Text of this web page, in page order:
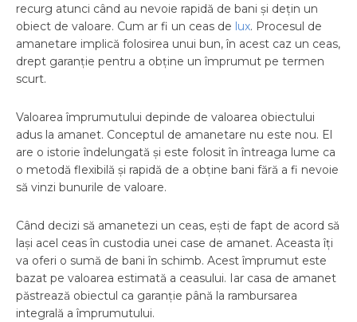
recurg atunci când au nevoie rapidă de bani și dețin un
obiect de valoare. Cum ar fi un ceas de lux. Procesul de
amanetare implică folosirea unui bun, în acest caz un ceas,
drept garanție pentru a obține un împrumut pe termen
scurt.
Valoarea împrumutului depinde de valoarea obiectului
adus la amanet. Conceptul de amanetare nu este nou. El
are o istorie îndelungată și este folosit în întreaga lume ca
o metodă flexibilă și rapidă de a obține bani fără a fi nevoie
să vinzi bunurile de valoare.
Când decizi să amanetezi un ceas, ești de fapt de acord să
lași acel ceas în custodia unei case de amanet. Aceasta îți
va oferi o sumă de bani în schimb. Acest împrumut este
bazat pe valoarea estimată a ceasului. Iar casa de amanet
păstrează obiectul ca garanție până la rambursarea
integrală a împrumutului.